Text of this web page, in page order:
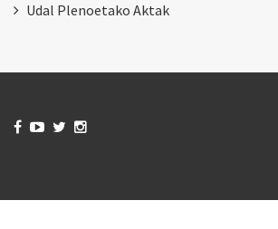
Udal Plenoetako Aktak
   